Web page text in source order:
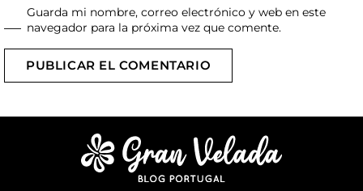
Guarda mi nombre, correo electrónico y web en este
navegador para la próxima vez que comente.
PUBLICAR EL COMENTARIO